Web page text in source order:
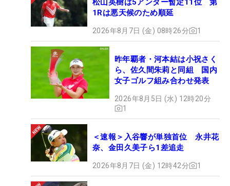
松山英樹は5アンダー暫定11位 第
1Rは悪天候のため順延
2026年8月7日 (金) 08時26分 1
昨年覇者・河本結は小祝さく
ら、佐久間朱莉と同組 国内
女子ゴルフ組み合わせ発表
2026年8月5日 (水) 12時20分
1
＜速報＞入谷響が単独首位 永井花
奈、金田久美子ら1差追走
2026年8月7日 (金) 12時42分 1